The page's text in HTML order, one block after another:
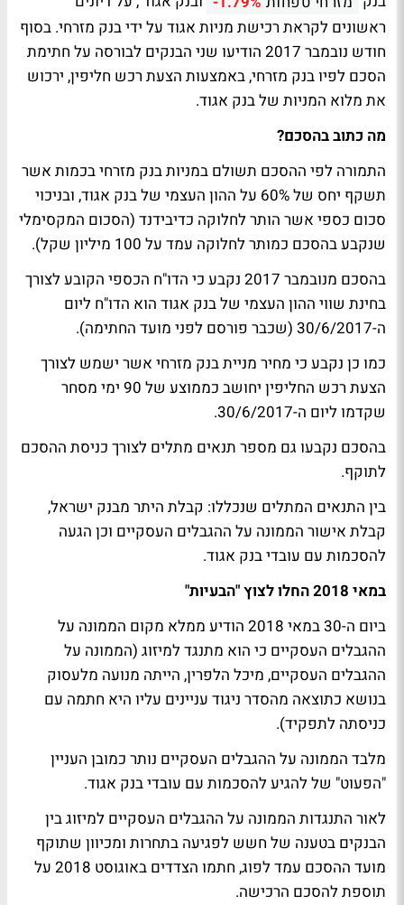
ראשונים לקראת רכישת מניות אגוד על ידי בנק מזרחי. בסוף
חודש נובמבר 2017 הודיעו שני הבנקים לבורסה על חתימת
הסכם לפיו בנק מזרחי, באמצעות הצעת רכש חליפין, ירכוש
את מלוא המניות של בנק אגוד.
מה כתוב בהסכם?
התמורה לפי ההסכם תשולם במניות בנק מזרחי בכמות אשר
תשקף יחס של 60% על ההון העצמי של בנק אגוד, ובניכוי
סכום כספי אשר הותר לחלוקה כדיבידנד (הסכום המקסימלי
שנקבע בהסכם כמותר לחלוקה עמד על 100 מיליון שקל).
בהסכם מנובמבר 2017 נקבע כי הדו"ח הכספי הקובע לצורך
בחינת שווי ההון העצמי של בנק אגוד הוא הדו"ח ליום
ה-30/6/2017 (שכבר פורסם לפני מועד החתימה).
כמו כן נקבע כי מחיר מניית בנק מזרחי אשר ישמש לצורך
הצעת רכש החליפין יחושב כממוצע של 90 ימי מסחר
שקדמו ליום ה-30/6/2017.
בהסכם נקבעו גם מספר תנאים מתלים לצורך כניסת ההסכם
לתוקף.
בין התנאים המתלים שנכללו: קבלת היתר מבנק ישראל,
קבלת אישור הממונה על ההגבלים העסקיים וכן הגעה
להסכמות עם עובדי בנק אגוד.
במאי 2018 החלו לצוץ "הבעיות"
ביום ה-30 במאי 2018 הודיע ממלא מקום הממונה על
ההגבלים העסקיים כי הוא מתנגד למיזוג (הממונה על
ההגבלים העסקיים, מיכל הלפרין, הייתה מנועה מלעסוק
בנושא כתוצאה מהסדר ניגוד עניינים עליו היא חתמה עם
כניסתה לתפקיד).
מלבד הממונה על ההגבלים העסקיים נותר כמובן העניין
"הפעוט" של להגיע להסכמות עם עובדי בנק אגוד.
לאור התנגדות הממונה על ההגבלים העסקיים למיזוג בין
הבנקים בטענה של חשש לפגיעה בתחרות ומכיוון שתוקף
מועד ההסכם עמד לפוג, חתמו הצדדים באוגוסט 2018 על
תוספת להסכם הרכישה.